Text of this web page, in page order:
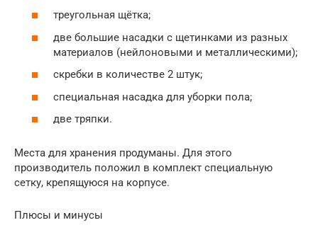
треугольная щётка;
две большие насадки с щетинками из разных
материалов (нейлоновыми и металлическими);
скребки в количестве 2 штук;
специальная насадка для уборки пола;
две тряпки.
Места для хранения продуманы. Для этого
производитель положил в комплект специальную
сетку, крепящуюся на корпусе.
Плюсы и минусы